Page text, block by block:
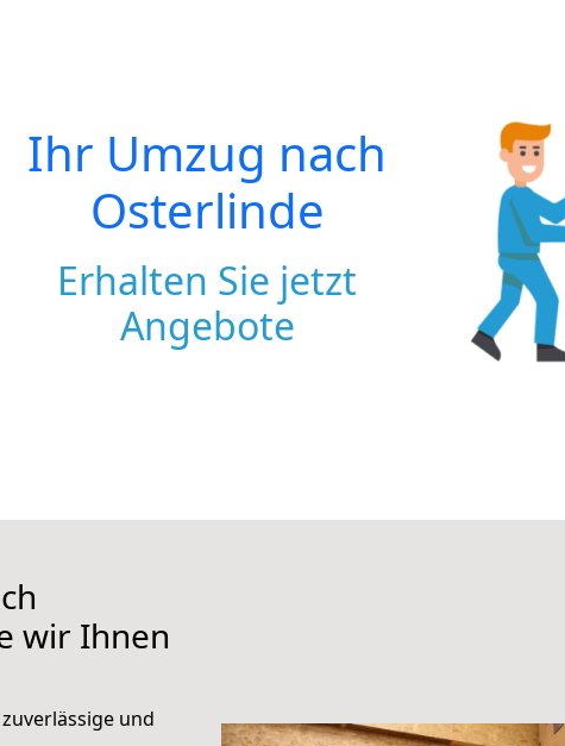
Ihr Umzug nach
Osterlinde
Erhalten Sie jetzt
Angebote
wir Ihnen
und